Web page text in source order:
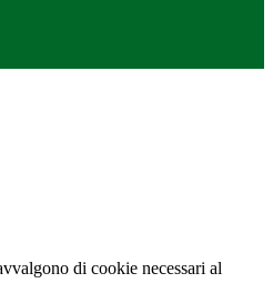
di cookie necessari al